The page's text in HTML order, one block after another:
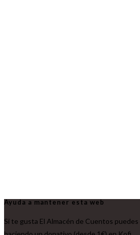
Ayuda a mantener esta web
Si te gusta El Almacén de Cuentos